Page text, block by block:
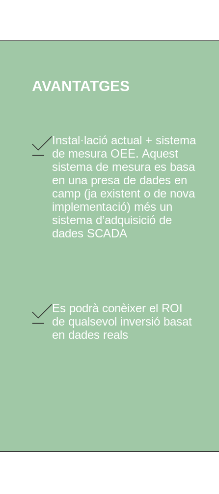
AVANTATGES
Instal·lació actual + sistema
de mesura OEE. Aquest
sistema de mesura es basa
en una presa de dades en
camp (ja existent o de nova
implementació) més un
sistema d’adquisició de
dades SCADA
Es podrà conèixer el ROI
de qualsevol inversió basat
en dades reals